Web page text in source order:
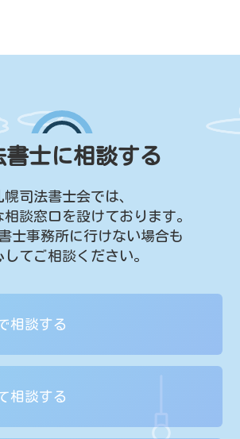
書士に相談する
幌司法書士会では、
相談窓口を設けております。
士事務所に行けない場合も
してご相談ください。
相談する
相談する